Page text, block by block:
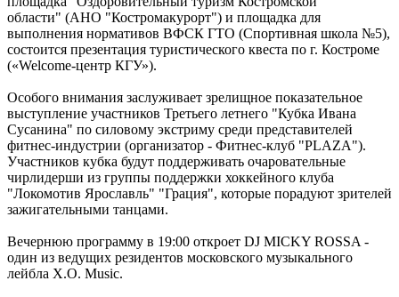
области" (АНО "Костромакурорт") и площадка для
выполнения нормативов ВФСК ГТО (Спортивная школа №5),
состоится презентация туристического квеста по г. Костроме
(«Welcome-центр КГУ»).
Особого внимания заслуживает зрелищное показательное
выступление участников Третьего летнего "Кубка Ивана
Сусанина" по силовому экстриму среди представителей
фитнес-индустрии (организатор - Фитнес-клуб "PLAZA").
Участников кубка будут поддерживать очаровательные
чирлидерши из группы поддержки хоккейного клуба
"Локомотив Ярославль" "Грация", которые порадуют зрителей
зажигательными танцами.
Вечернюю программу в 19:00 откроет DJ MICKY ROSSA -
один из ведущих резидентов московского музыкального
лейбла X.O. Music.